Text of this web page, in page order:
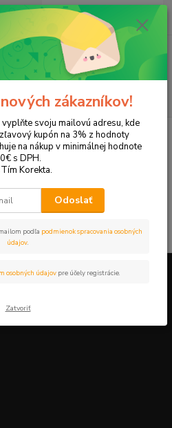
Hľadať
ks
za 0,00 EUR
Canon iR 2800
žiadny tovar.
zákazníkov!
svoju mailovú adresu, kde
kupón na 3% z hodnoty
na nákup v minimálnej hodnote
s DPH.
Korekta.
Odoslať
podľa podmienok spracovania osobných
údajov.
osobných údajov pre účely registrácie.
Zatvoriť